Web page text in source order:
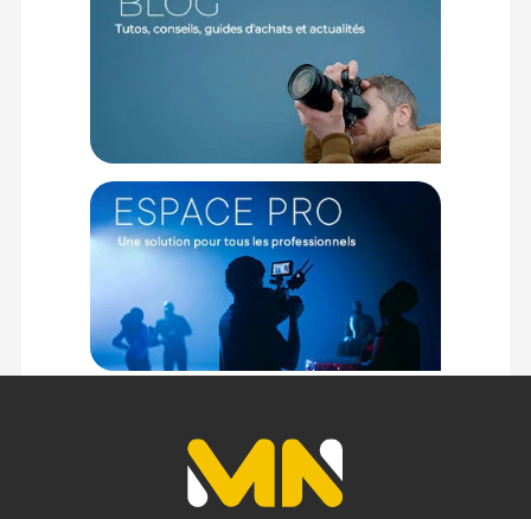
Modèle : Batterie BP-SCL7, finition gris métal
Finition extérieure : Peinture de protection couleur Gris Métal
Courant / tension de charge : CC 1000mAh / 7,4V
Température de fonctionnement : 10 à 35 degrés (charge) ; 0
à 40 degrés (décharge)
Autonomie : 700 vues (viseur télémétrique – norme CIPA) ;
Jusqu'à 1700 vues
Chargement : Chargeur Leica BC-SCL7 ; Alimentation USB par
Poids net : 82 g
Offre valable jusqu'au 08-08-2026 inclus.